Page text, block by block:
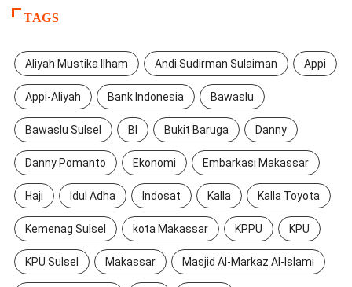
TAGS
Aliyah Mustika Ilham Andi Sudirman Sulaiman Appi
Appi-Aliyah Bank Indonesia Bawaslu
Bawaslu Sulsel BI Bukit Baruga Danny
Danny Pomanto Ekonomi Embarkasi Makassar
Haji Idul Adha Indosat Kalla Kalla Toyota
Kemenag Sulsel kota Makassar KPPU KPU
KPU Sulsel Makassar Masjid Al-Markaz Al-Islami